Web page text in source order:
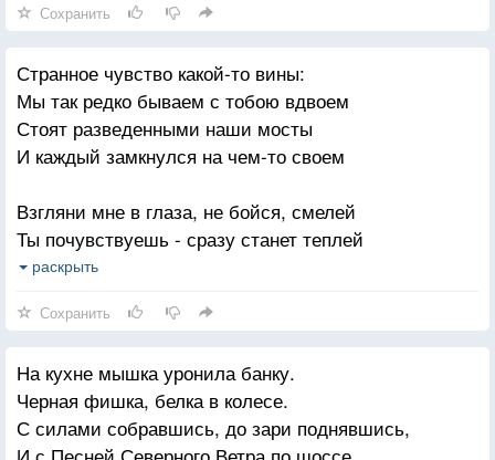
На двоих - сигарета и пара бычков.
На двоих - один зонтик и одна любовь.
На двоих - один доллар на обратный проезд.
На двоих - одно горе, для двоих - один крест.
Сохранить
Странное чувство какой-то вины:
Мы так редко бываем с тобою вдвоем
Стоят разведенными наши мосты
И каждый замкнулся на чем-то своем
Взгляни мне в глаза, не бойся, смелей
Ты почувствуешь - сразу станет теплей
И вспомни о том, как однажды сплелись
Не говори мне о том, что я стал
Заметно старее лицом
Не говори мне, что это сказалась
Крепкая дружба с вином
раскрыть
Сохранить
На кухне мышка уронила банку.
Черная фишка, белка в колесе.
С силами собравшись, до зари поднявшись,